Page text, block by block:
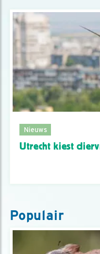
Nieuws
Utrecht kiest
Populair